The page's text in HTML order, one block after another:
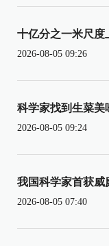
十亿分之一米尺度
2026-08-05 09:26
科学家找到生菜美
2026-08-05 09:24
我国科学家首获威
2026-08-05 07:40